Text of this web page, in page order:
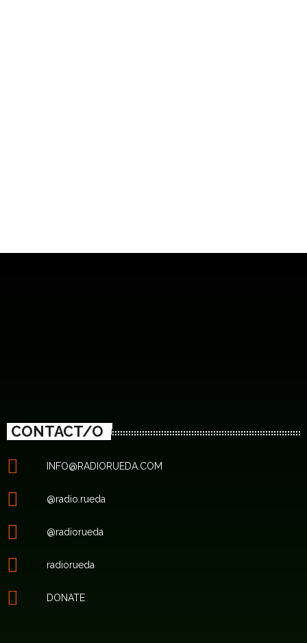
CONTACT/O
INFO@RADIORUEDA.COM
@radio.rueda
@radiorueda
radiorueda
DONATE